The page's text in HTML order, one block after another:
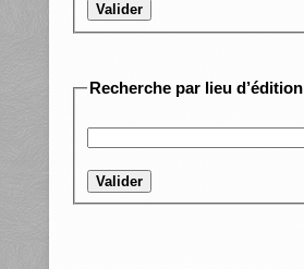
Valider
Recherche par lieu d’édition
Valider